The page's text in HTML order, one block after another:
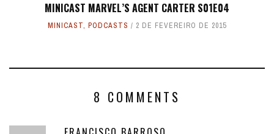
MINICAST MARVEL’S AGENT CARTER S01E04
MINICAST, PODCASTS 2 DE FEVEREIRO DE 2015
8 COMMENTS